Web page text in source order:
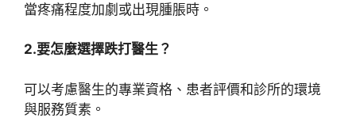
當疼痛程度加劇或出現腫脹時。
2.要怎麼選擇跌打醫生？
可以考慮醫生的專業資格、患者評價和診所的環境
與服務質素。